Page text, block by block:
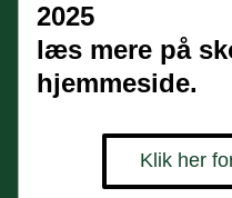
2025
læs mere på
hjemmeside.
Klik her